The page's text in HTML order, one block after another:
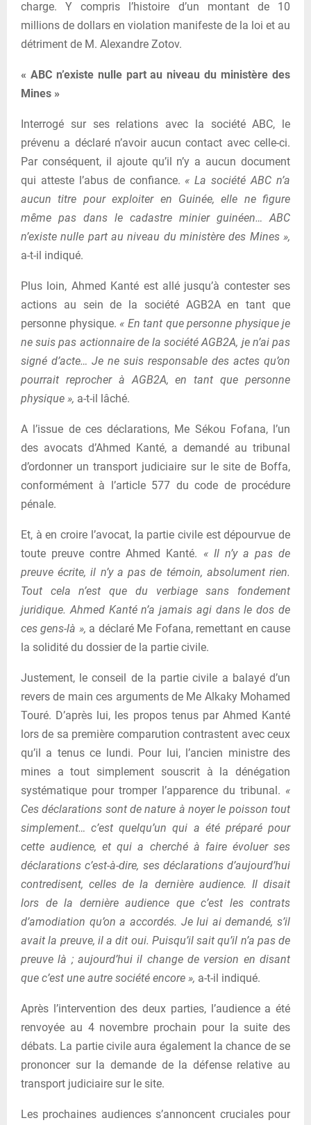
charge. Y compris l’histoire d’un montant de 10
millions de dollars en violation manifeste de la loi et au
détriment de M. Alexandre Zotov.
« ABC n’existe nulle part au niveau du ministère des
Mines »
Interrogé sur ses relations avec la société ABC, le
prévenu a déclaré n’avoir aucun contact avec celle-ci.
Par conséquent, il ajoute qu’il n’y a aucun document
qui atteste l’abus de confiance. « La société ABC n’a
aucun titre pour exploiter en Guinée, elle ne figure
même pas dans le cadastre minier guinéen… ABC
n’existe nulle part au niveau du ministère des Mines »,
a-t-il indiqué.
Plus loin, Ahmed Kanté est allé jusqu’à contester ses
actions au sein de la société AGB2A en tant que
personne physique. « En tant que personne physique je
ne suis pas actionnaire de la société AGB2A, je n’ai pas
signé d’acte… Je ne suis responsable des actes qu’on
pourrait reprocher à AGB2A, en tant que personne
physique », a-t-il lâché.
A l’issue de ces déclarations, Me Sékou Fofana, l’un
des avocats d’Ahmed Kanté, a demandé au tribunal
d’ordonner un transport judiciaire sur le site de Boffa,
conformément à l’article 577 du code de procédure
pénale.
Et, à en croire l’avocat, la partie civile est dépourvue de
toute preuve contre Ahmed Kanté. « Il n’y a pas de
preuve écrite, il n’y a pas de témoin, absolument rien.
Tout cela n’est que du verbiage sans fondement
juridique. Ahmed Kanté n’a jamais agi dans le dos de
ces gens-là », a déclaré Me Fofana, remettant en cause
la solidité du dossier de la partie civile.
Justement, le conseil de la partie civile a balayé d’un
revers de main ces arguments de Me Alkaky Mohamed
Touré. D’après lui, les propos tenus par Ahmed Kanté
lors de sa première comparution contrastent avec ceux
qu’il a tenus ce lundi. Pour lui, l’ancien ministre des
mines a tout simplement souscrit à la dénégation
systématique pour tromper l’apparence du tribunal. «
Ces déclarations sont de nature à noyer le poisson tout
simplement… c’est quelqu’un qui a été préparé pour
cette audience, et qui a cherché à faire évoluer ses
déclarations c’est-à-dire, ses déclarations d’aujourd’hui
contredisent, celles de la dernière audience. Il disait
lors de la dernière audience que c’est les contrats
d’amodiation qu’on a accordés. Je lui ai demandé, s’il
avait la preuve, il a dit oui. Puisqu’il sait qu’il n’a pas de
preuve là ; aujourd’hui il change de version en disant
que c’est une autre société encore », a-t-il indiqué.
Après l’intervention des deux parties, l’audience a été
renvoyée au 4 novembre prochain pour la suite des
débats. La partie civile aura également la chance de se
prononcer sur la demande de la défense relative au
transport judiciaire sur le site.
Les prochaines audiences s’annoncent cruciales pour